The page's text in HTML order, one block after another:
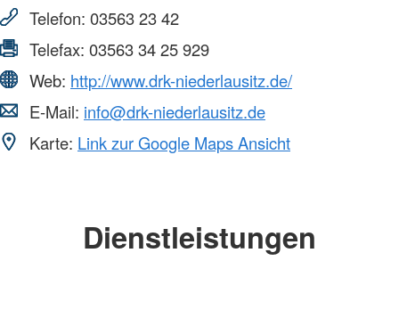
Telefon: 03563 23 42
Telefax: 03563 34 25 929
Web: http://www.drk-niederlausitz.de/
E-Mail: info@drk-niederlausitz.de
Karte: Link zur Google Maps Ansicht
Dienstleistungen